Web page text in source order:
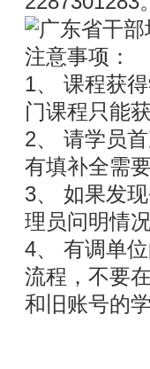
注意事项：
1、 课程获
门课程只能
2、 请学员
有填补全需
3、 如果发
理员问明情
4、 有调单
流程，不要
和旧账号的